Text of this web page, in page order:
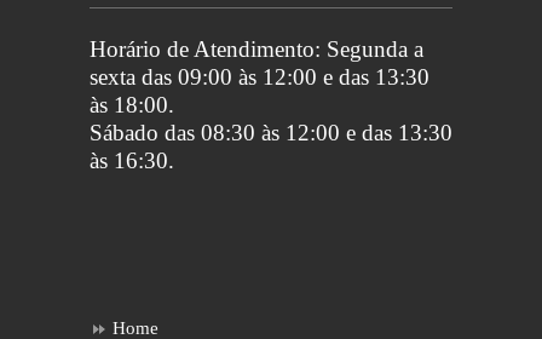
Horário de Atendimento: Segunda a
sexta das 09:00 às 12:00 e das 13:30
às 18:00.
Sábado das 08:30 às 12:00 e das 13:30
às 16:30.
Home